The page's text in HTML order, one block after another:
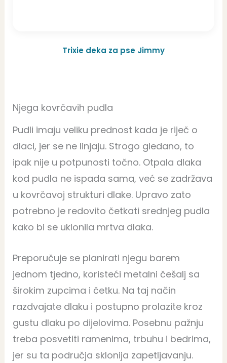
Trixie deka za pse Jimmy
Njega kovrčavih pudla
Pudli imaju veliku prednost kada je riječ o
dlaci, jer se ne linjaju. Strogo gledano, to
ipak nije u potpunosti točno. Otpala dlaka
kod pudla ne ispada sama, već se zadržava
u kovrčavoj strukturi dlake. Upravo zato
potrebno je redovito četkati srednjeg pudla
kako bi se uklonila mrtva dlaka.
Preporučuje se planirati njegu barem
jednom tjedno, koristeći metalni češalj sa
širokim zupcima i četku. Na taj način
razdvajate dlaku i postupno prolazite kroz
gustu dlaku po dijelovima. Posebnu pažnju
treba posvetiti ramenima, trbuhu i bedrima,
jer su ta područja sklonija zapetljavanju.